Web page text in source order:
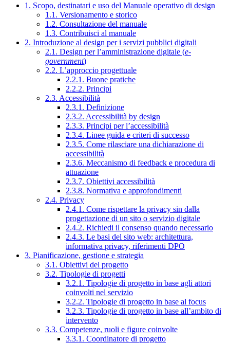
1. Scopo, destinatari e uso del Manuale operativo di design
1.1. Versionamento e storico
1.2. Consultazione del manuale
1.3. Contribuisci al manuale
2. Introduzione al design per i servizi pubblici digitali
2.1. Design per l’amministrazione digitale (e-
government)
2.2. L’approccio progettuale
2.2.1. Buone pratiche
2.2.2. Principi
2.3. Accessibilità
2.3.1. Definizione
2.3.2. Accessibilità by design
2.3.3. Principi per l’accessibilità
2.3.4. Linee guida e criteri di successo
2.3.5. Come rilasciare una dichiarazione di
accessibilità
2.3.6. Meccanismo di feedback e procedura di
attuazione
2.3.7. Obiettivi accessibilità
2.3.8. Normativa e approfondimenti
2.4. Privacy
2.4.1. Come rispettare la privacy sin dalla
progettazione di un sito o servizio digitale
2.4.2. Richiedi il consenso quando necessario
2.4.3. Le basi del sito web: architettura,
informativa privacy, riferimenti DPO
3. Pianificazione, gestione e strategia
3.1. Obiettivi del progetto
3.2. Tipologie di progetti
3.2.1. Tipologie di progetto in base agli attori
coinvolti nel servizio
3.2.2. Tipologie di progetto in base al focus
3.2.3. Tipologie di progetto in base all’ambito di
intervento
3.3. Competenze, ruoli e figure coinvolte
3.3.1. Coordinatore di progetto